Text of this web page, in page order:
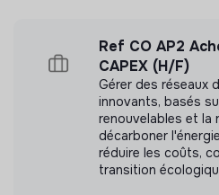
Labels et
Pour un réveil
Ref CO AP2
CAPEX (H/F)
Gérer des réseaux
innovants, basés
renouvelables et la
décarboner
réduire les coûts,
transition